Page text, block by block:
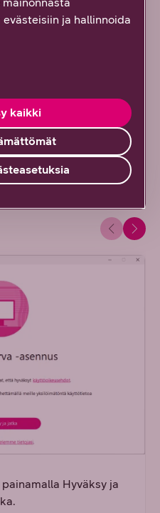
laitteille
Hyväksy ja
ja hallinnoida
kaikki